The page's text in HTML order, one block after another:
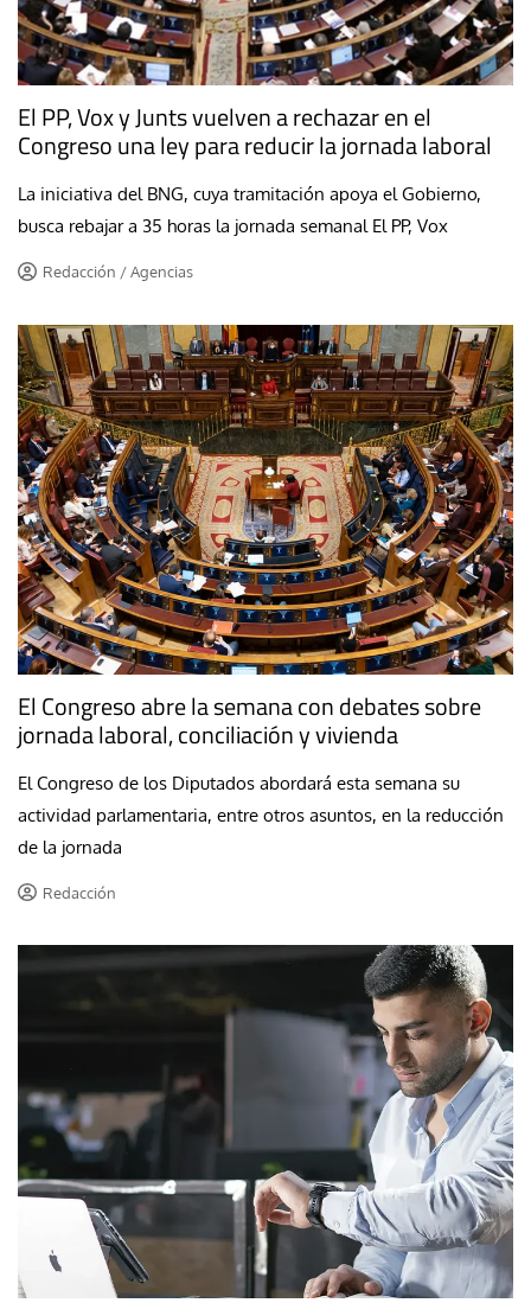
El PP, Vox y Junts vuelven a rechazar en el
Congreso una ley para reducir la jornada laboral
La iniciativa del BNG, cuya tramitación apoya el Gobierno,
busca rebajar a 35 horas la jornada semanal El PP, Vox
Redacción / Agencias
El Congreso abre la semana con debates sobre
jornada laboral, conciliación y vivienda
El Congreso de los Diputados abordará esta semana su
actividad parlamentaria, entre otros asuntos, en la reducción
de la jornada
Redacción